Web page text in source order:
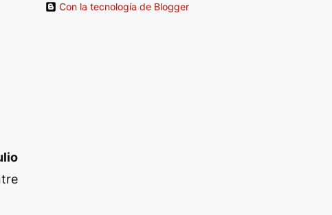
Con la tecnología de Blogger